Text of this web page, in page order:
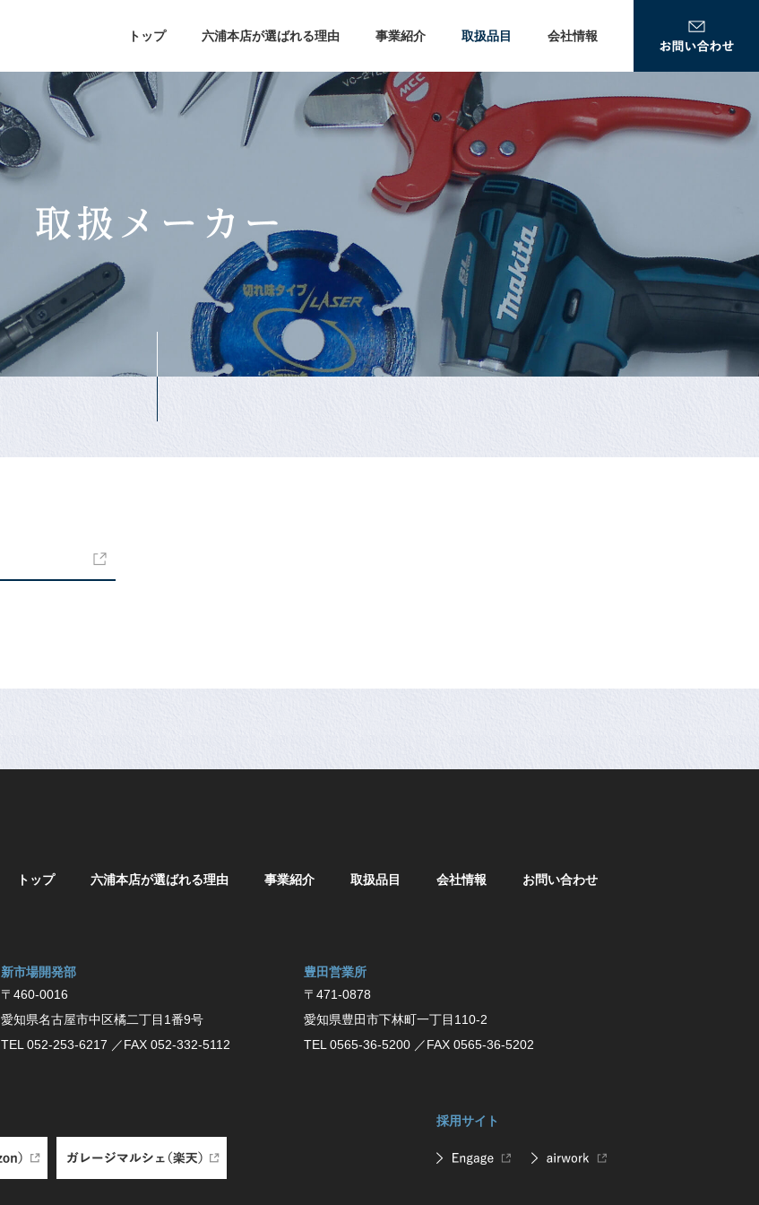
トップ 六浦本店が選ばれる理由 事業紹介 取扱品目 会社情報
トップ 六浦本店が選ばれる理由 事業紹介 取扱品目 会社情報 お問い合わせ
新市場開発部
〒460-0016
愛知県名古屋市中区橘二丁目1番9号
TEL 052-253-6217 ／FAX 052-332-5112
豊⽥営業所
〒471-0878
愛知県豊⽥市下林町⼀丁⽬110-2
TEL 0565-36-5200 ／FAX 0565-36-5202
採用サイト